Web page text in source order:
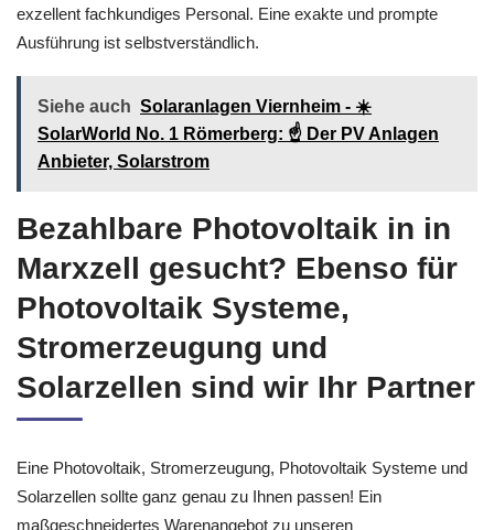
exzellent fachkundiges Personal. Eine exakte und prompte
Ausführung ist selbstverständlich.
Siehe auch Solaranlagen Viernheim - ☀️
SolarWorld No. 1 Römerberg: ☝️ Der PV Anlagen
Anbieter, Solarstrom
Bezahlbare Photovoltaik in in
Marxzell gesucht? Ebenso für
Photovoltaik Systeme,
Stromerzeugung und
Solarzellen sind wir Ihr Partner
Eine Photovoltaik, Stromerzeugung, Photovoltaik Systeme und
Solarzellen sollte ganz genau zu Ihnen passen! Ein
maßgeschneidertes Warenangebot zu unseren